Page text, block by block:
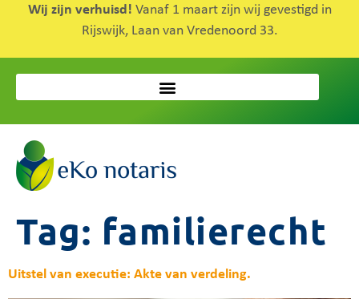
Wij zijn verhuisd! Vanaf 1 maart zijn wij gevestigd in
Rijswijk, Laan van Vredenoord 33.
Tag: familierecht
Uitstel van executie: Akte van verdeling.